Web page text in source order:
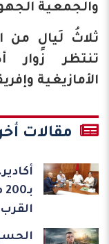
والجمعية
ثلاثُ لَيالٍ من
تنتظر زوار
الأمازيغية
مقالات
القرب